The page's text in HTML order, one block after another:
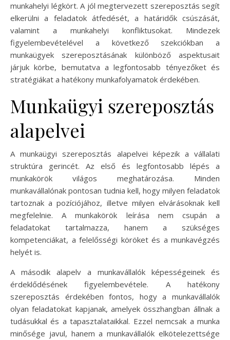
munkahelyi légkört. A jól megtervezett szereposztás segít
elkerülni a feladatok átfedését, a határidők csúszását,
valamint a munkahelyi konfliktusokat. Mindezek
figyelembevételével a következő szekciókban a
munkaügyek szereposztásának különböző aspektusait
járjuk körbe, bemutatva a legfontosabb tényezőket és
stratégiákat a hatékony munkafolyamatok érdekében.
Munkaügyi szereposztás
alapelvei
A munkaügyi szereposztás alapelvei képezik a vállalati
struktúra gerincét. Az első és legfontosabb lépés a
munkakörök világos meghatározása. Minden
munkavállalónak pontosan tudnia kell, hogy milyen feladatok
tartoznak a pozíciójához, illetve milyen elvárásoknak kell
megfelelnie. A munkakörök leírása nem csupán a
feladatokat tartalmazza, hanem a szükséges
kompetenciákat, a felelősségi köröket és a munkavégzés
helyét is.
A második alapelv a munkavállalók képességeinek és
érdeklődésének figyelembevétele. A hatékony
szereposztás érdekében fontos, hogy a munkavállalók
olyan feladatokat kapjanak, amelyek összhangban állnak a
tudásukkal és a tapasztalataikkal. Ezzel nemcsak a munka
minősége javul, hanem a munkavállalók elkötelezettsége